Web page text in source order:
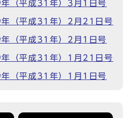
平成31年）3月1日号
平成31年）2月21日号
平成31年）2月1日号
平成31年）1月21日号
平成31年）1月1日号